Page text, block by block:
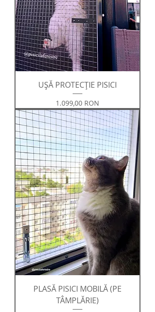
UȘĂ PROTECȚIE PISICI
Preț
1.099,00 RON
PLASĂ PISICI MOBILĂ (PE
TÂMPLĂRIE)